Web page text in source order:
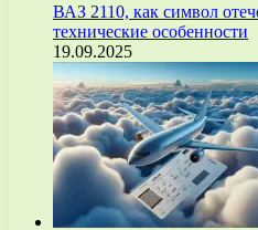
ВАЗ 2110, как символ
технические особенности
19.09.2025